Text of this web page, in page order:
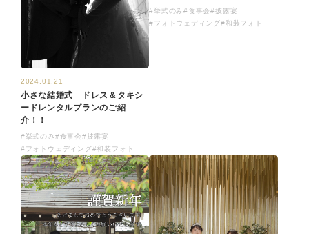
2024.01.21
小さな結婚式 ドレス＆タキシ
ードレンタルプランのご紹
介！！
#挙式のみ#食事会#披露宴
#フォトウェディング#和装フォト
#挙式のみ#食事会#披露宴
#フォトウェディング#和装フォト